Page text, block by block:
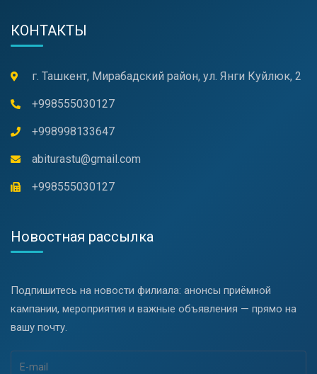
КОНТАКТЫ
г. Ташкент, Мирабадский район, ул. Янги Куйлюк, 2
+998555030127
+998998133647
abiturastu@gmail.com
+998555030127
Новостная рассылка
Подпишитесь на новости филиала: анонсы приёмной
кампании, мероприятия и важные объявления — прямо на
вашу почту.